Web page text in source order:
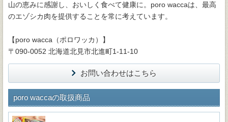
山の恵みに感謝し、おいしく食べて健康に。poro waccaは、最高
のエゾシカ肉を提供することを常に考えています。
【poro wacca（ポロワッカ）】
〒090-0052 北海道北見市北進町1-11-10
お問い合わせはこちら
poro waccaの取扱商品